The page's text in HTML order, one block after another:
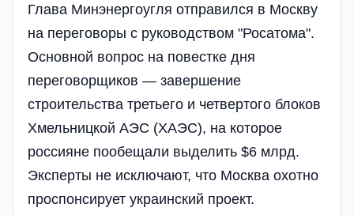
Глава Минэнергоугля отправился в Москву
на переговоры с руководством "Росатома".
Основной вопрос на повестке дня
переговорщиков — завершение
строительства третьего и четвертого блоков
Хмельницкой АЭС (ХАЭС), на которое
россияне пообещали выделить $6 млрд.
Эксперты не исключают, что Москва охотно
проспонсирует украинский проект.